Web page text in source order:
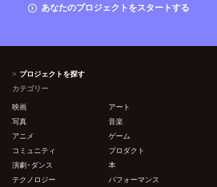
あなたのプロジェクトをスタートする
プロジェクトを探す
カテゴリー
映画
アート
写真
音楽
アニメ
ゲーム
コミュニティ
プロダクト
演劇・ダンス
本
テクノロジー
パフォーマンス